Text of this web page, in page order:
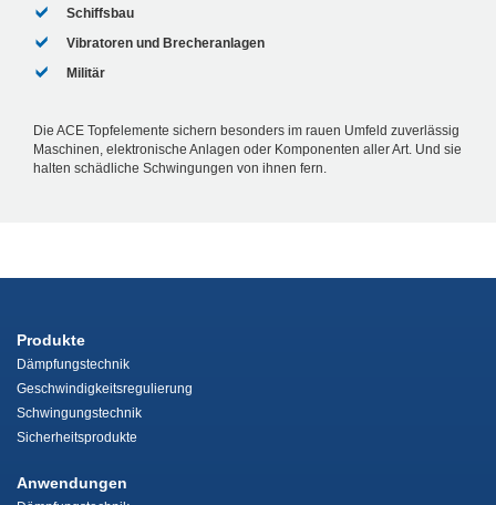
Schiffsbau
Vibratoren und Brecheranlagen
Militär
Die ACE Topfelemente sichern besonders im rauen Umfeld zuverlässig
Maschinen, elektronische Anlagen oder Komponenten aller Art. Und sie
halten schädliche Schwingungen von ihnen fern.
Produkte
Dämpfungstechnik
Geschwindigkeitsregulierung
Schwingungstechnik
Sicherheitsprodukte
Anwendungen